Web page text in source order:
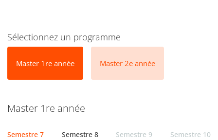
Sélectionnez un programme
Master 1re année Master 2e année
Master 1re année
Semestre 7 Semestre 8 Semestre 9 Semestre 10